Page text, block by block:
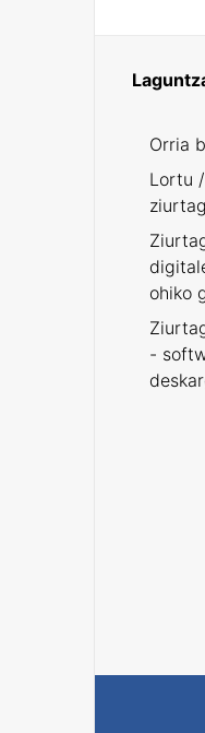
Orria
Lortu
ohiko
-